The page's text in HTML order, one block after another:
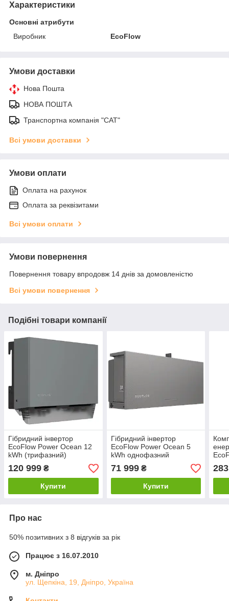
Характеристики
Основні атрибути
Виробник
EcoFlow
Умови доставки
Нова Пошта
НОВА ПОШТА
Транспортна компанія "САТ"
Всі умови доставки
Умови оплати
Оплата на рахунок
Оплата за реквізитами
Всі умови оплати
Умови повернення
Повернення товару впродовж 14 днів за домовленістю
Всі умови повернення
Подібні товари компанії
Гібридний інвертор
EcoFlow Power Ocean 12
kWh (трифазний)
120 999 ₴
Купити
Гібридний інвертор
EcoFlow Power Ocean 5
kWh однофазний
71 999₴
Купити
Про нас
50% позитивних з 8 відгуків за рік
Працює з 16.07.2010
м. Дніпро
ул. Щепкіна, 19, Дніпро, Україна